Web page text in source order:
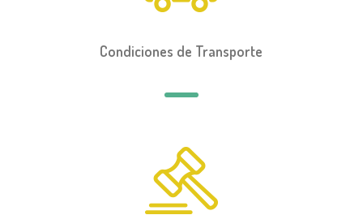
Condiciones de Transporte